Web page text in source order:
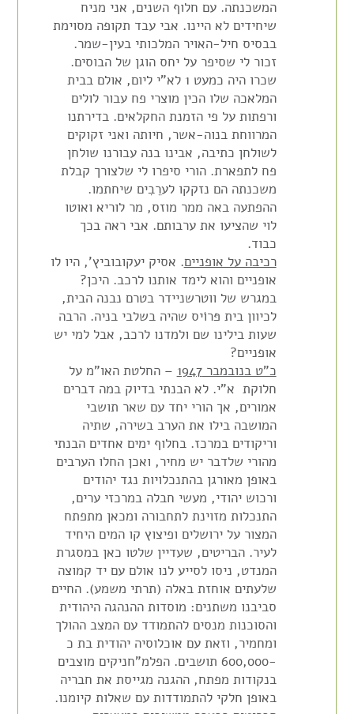
המשכנתה. עם חלוף השנים, אני מניח
שיחידים לא היינו. אבי עבד תקופה מסוימת
בבסיס חיל-האויר המלכותי בעין-שמר.
זכור לי שסיפר על יחס הוגן של הבוסים.
שכרו היה כמעט 1 לא"י ליום, אולם בבית
המלאכה שלו הכין מוצרי פח עבור לולים
ורפתות על פי הזמנת החקלאים. בדירתנו
המרווחת בנוה-אשר, חיותה ואני זקוקים
לשולחן כתיבה, אבינו בנה עבורנו שולחן
פח לתפארת. הורי סיפרו לי שלצורך קבלת
משכנתה הם נזקקו לערֵבִים שיחתמו.
ההפתעה באה ממר מוזס, מר לוריא ואוטו
לוי שהציעו את ערבותם. אבי ראה בכך
כבוד.
רכיבה על אופניים. אסיק יעקובוביץ', היו לו
אופניים והוא לימד אותנו לרכב. היכן?
במגרש של ווטרשניידר בטרם נבנה הבית,
לכיוון בית פּרוֹיס שהיה בשלבי בניה. הרבה
שעות בילינו שם ולמדנו לרכב, אבל למי יש
אופניים?
כ"ט בנובמבר 1947
– החלטת האו"מ על
חלוקת א"י. לא הבנתי בדיוק במה דברים
אמורים, אך הורי יחד עם שאר תושבי
המושבה בילו את הערב בשירה, שתיה
וריקודים במרכז. בחלוף ימים אחדים הבנתי
מהורי שלדבר יש מחיר, ואכן החלו הערבים
באופן מאורגן בהתנכלויות נגד יהודים
ורכוש יהודי, מעשי חבלה במרכזי ערים,
התנכלות מזוינת לתחבורה ומכאן מתפתח
המצור על ירושלים ופיצוץ קו המים היחיד
לעיר. הבריטים, שעדיין שלטו כאן במסגרת
המנדט, ניסו לסייע לנו אולם עם יד קמוצה
שלעתים אוחזת באלה (תרתי משמע). החיים
סביבנו משתנים: מוסדות ההנהגה היהודית
והסוכנות מנסים להתמודד עם המצב ההולך
ומחמיר, וזאת עם אוכלוסיה יהודית בת כ
-600,000 תושבים. הפלמ"חניקים מוצבים
בנקודות מפתח, ההגנה מגייסת את חבריה
באופן חלקי להתמודדות עם שאלות קיומנו.